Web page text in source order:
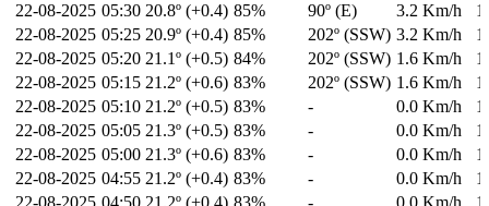
22-08-2025 05:30 20.8º (+0.4) 85% 90º (E) 3.2 Km/h
22-08-2025 05:25 20.9º (+0.4) 85% 202º (SSW) 3.2 Km/h
22-08-2025 05:20 21.1º (+0.5) 84% 202º (SSW) 1.6 Km/h
22-08-2025 05:15 21.2º (+0.6) 83% 202º (SSW) 1.6 Km/h
22-08-2025 05:10 21.2º (+0.5) 83% - 0.0 Km/h
22-08-2025 05:05 21.3º (+0.5) 83% - 0.0 Km/h
22-08-2025 05:00 21.3º (+0.6) 83% - 0.0 Km/h
22-08-2025 04:55 21.2º (+0.4) 83% - 0.0 Km/h
22-08-2025 04:50 21.2º (+0.4) 83% - 0.0 Km/h